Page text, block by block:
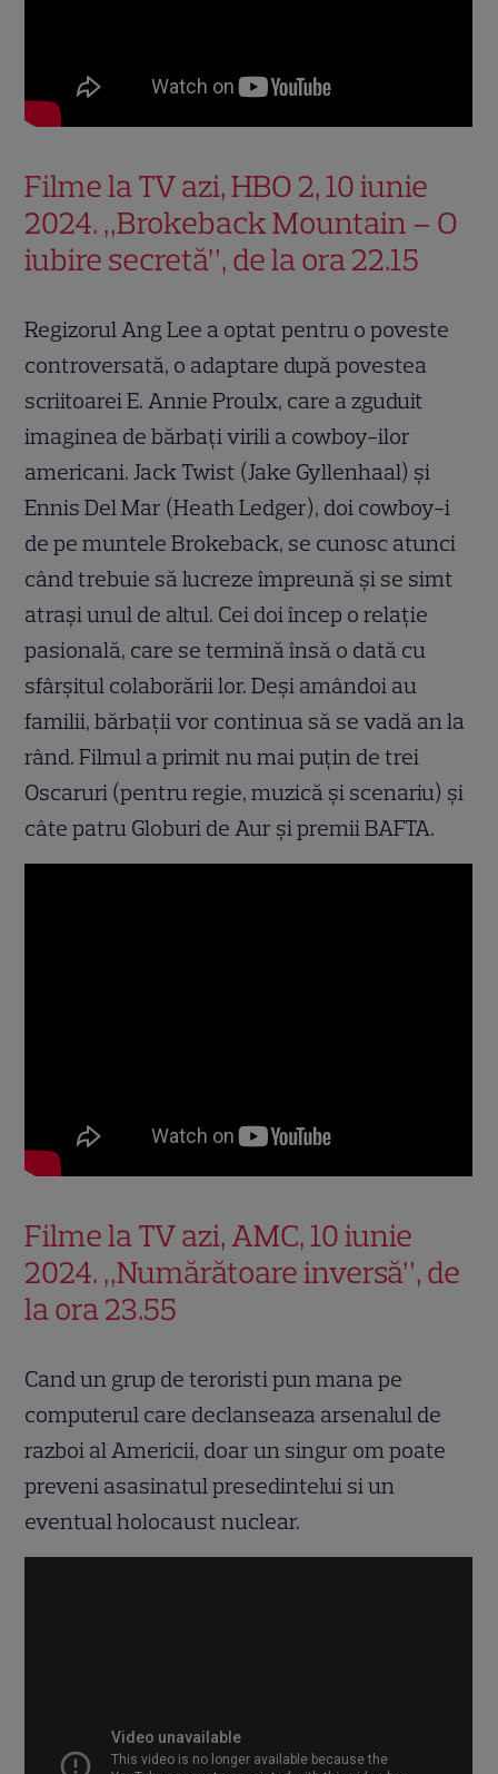
Filme la TV azi, HBO 2, 10 iunie
2024. „Brokeback Mountain – O
iubire secretă”, de la ora 22.15
Regizorul Ang Lee a optat pentru o poveste
controversată, o adaptare după povestea
scriitoarei E. Annie Proulx, care a zguduit
imaginea de bărbați virili a cowboy-ilor
americani. Jack Twist (Jake Gyllenhaal) și
Ennis Del Mar (Heath Ledger), doi cowboy-i
de pe muntele Brokeback, se cunosc atunci
când trebuie să lucreze împreună și se simt
atrași unul de altul. Cei doi încep o relație
pasională, care se termină însă o dată cu
sfârșitul colaborării lor. Deși amândoi au
familii, bărbații vor continua să se vadă an la
rând. Filmul a primit nu mai puțin de trei
Oscaruri (pentru regie, muzică și scenariu) și
câte patru Globuri de Aur și premii BAFTA.
Filme la TV azi, AMC, 10 iunie
2024. „Numărătoare inversă”, de
la ora 23.55
Cand un grup de teroristi pun mana pe
computerul care declanseaza arsenalul de
razboi al Americii, doar un singur om poate
preveni asasinatul presedintelui si un
eventual holocaust nuclear.